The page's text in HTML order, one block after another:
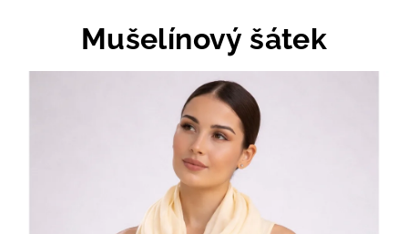
Mušelínový šátek